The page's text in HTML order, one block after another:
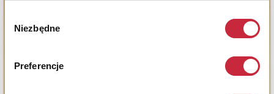
zgody
Niezbędne
Preferencje